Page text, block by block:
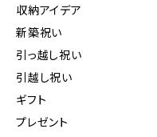
収納アイデア
新築祝い
引っ越し祝い
引越し祝い
ギフト
プレゼント